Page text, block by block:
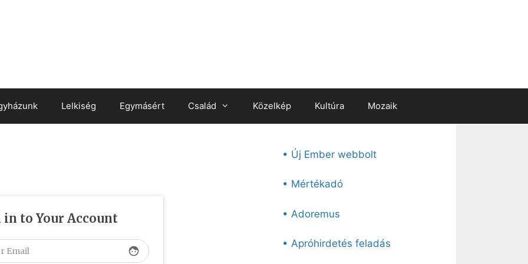
Lelkiség Egymásért Család Közelkép Kultúra Mozaik
in to Your Account
face
• Új Ember webbolt
• Mértékadó
• Adoremus
• Apróhirdetés feladás